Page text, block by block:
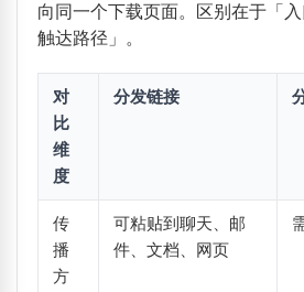
向同一个下载页面。区别在于「
触达路径」。
对
比
维
度
分发链接
传
播
方
可粘贴到聊天、邮
件、文档、网页